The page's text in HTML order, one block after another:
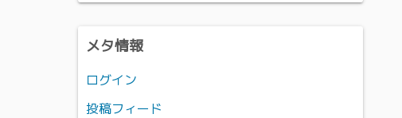
メタ情報
ログイン
投稿フィード